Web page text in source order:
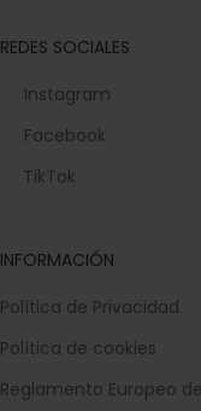
REDES SOCIALES
Instagram
Facebook
TikTok
INFORMACIÓN
Política de Privacidad
Política de cookies
Reglamento Europeo